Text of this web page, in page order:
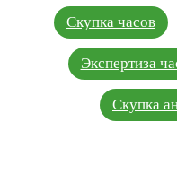
Скупка часов
Экспертиза
Скупка